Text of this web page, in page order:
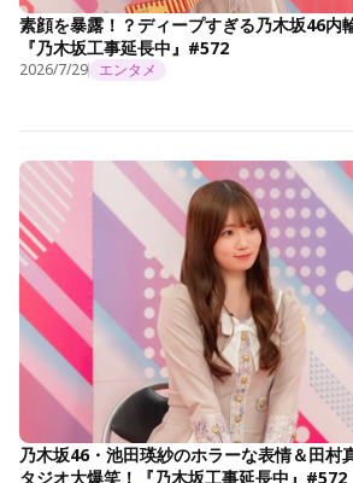
素顔を暴露！？ディープすぎる乃木坂46内
『乃木坂工事延長中』#572
2026/7/29 エンタメ
乃木坂46・池田瑛紗のホラーな表情＆田村
タジオ大爆笑！『乃木坂工事延長中』#572